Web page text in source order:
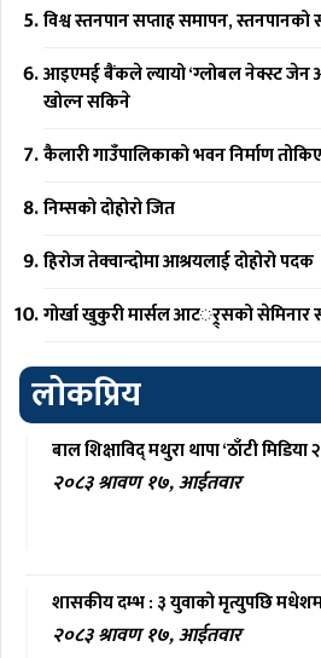
विश्व स्तनपान सप्ताह समापन, स्तनपानको
आइएमई बैंकले ल्यायो ‘ग्लोबल नेक्स्ट जेन
खोल्न सकिने
कैलारी गाउँपालिकाको भवन निर्माण
निम्सको दोहोरो जित
हिरोज तेक्वान्दोमा आश्रयलाई दोहोरो पदक
गोर्खा खुकुरी मार्सल आटर््र्सको सेमिनार
लोकप्रिय
बाल शिक्षाविद् मथुरा थापा ‘ठाँटी मिडिया
२०८३ श्रावण १७, आईतवार
शासकीय दम्भ : ३ युवाको मृत्युपछि
२०८३ श्रावण १७, आईतवार